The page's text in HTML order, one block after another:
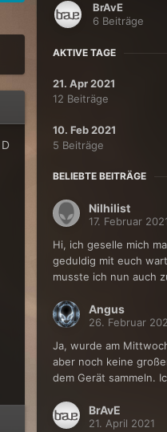
BrAvE
6 Beiträge
AKTIVE TAGE
21. Apr 2021
12 Beiträge
10. Feb 2021
5 Beiträge
BELIEBTE BEITRÄGE
Nilhilist
17. Februar
Hi, ich geselle mich
geduldig mit euch
musste ich nun auch
Angus
26. Februar
Ja, wurde am
aber noch keine
dem Gerät sammeln.
BrAvE
21. April 2021